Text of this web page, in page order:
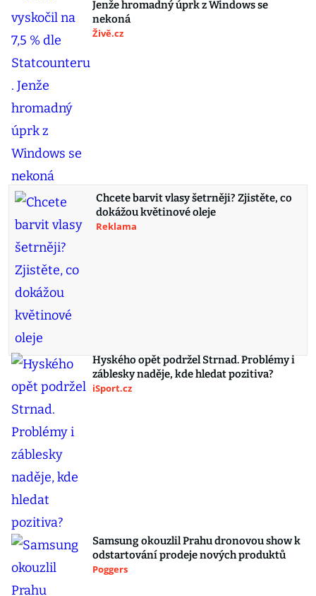
Jenže hromadný úprk z Windows se
nekoná
Živě.cz
Chcete barvit vlasy šetrněji? Zjistěte, co
dokážou květinové oleje
Reklama
Hyského opět podržel Strnad. Problémy i
záblesky naděje, kde hledat pozitiva?
iSport.cz
Samsung okouzlil Prahu dronovou show k
odstartování prodeje nových produktů
Poggers